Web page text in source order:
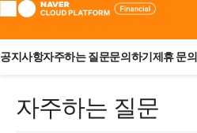
공지사항자주하는 질문문의하기 제휴 문의
자주하는 질문